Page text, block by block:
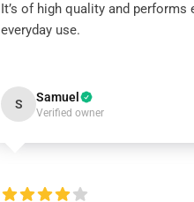
It’s of high quality and performs
everyday use.
S Samuel
Verified owner